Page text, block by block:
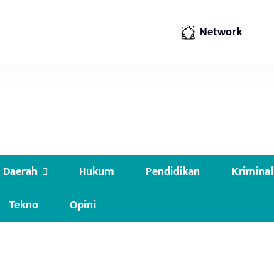
Network
Daerah Hukum Pendidikan Kriminal
Tekno Opini